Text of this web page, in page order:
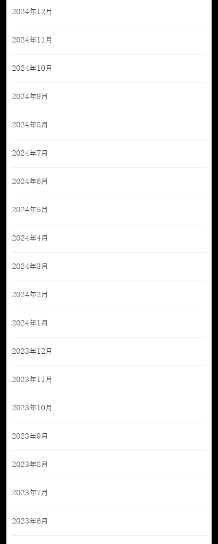
2024年12月
2024年11月
2024年10月
2024年9月
2024年8月
2024年7月
2024年6月
2024年5月
2024年4月
2024年3月
2024年2月
2024年1月
2023年12月
2023年11月
2023年10月
2023年9月
2023年8月
2023年7月
2023年6月